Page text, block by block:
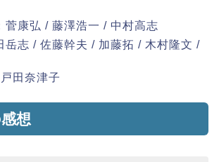
菅康弘 / 藤澤浩一 / 中村高志
岳志 / 佐藤幹夫 / 加藤拓 / 木村隆文 /
田奈津子
想